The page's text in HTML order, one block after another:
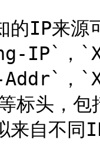
的IP来源
IP`，
Addr`
标头，
来自不同